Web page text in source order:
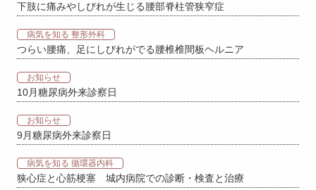
下肢に痛みやしびれが生じる腰部脊柱管狭窄症
病気を知る 整形外科
つらい腰痛、足にしびれがでる腰椎椎間板ヘルニア
お知らせ
10月糖尿病外来診察日
お知らせ
9月糖尿病外来診察日
病気を知る 循環器内科
狭心症と心筋梗塞 城内病院での診断・検査と治療